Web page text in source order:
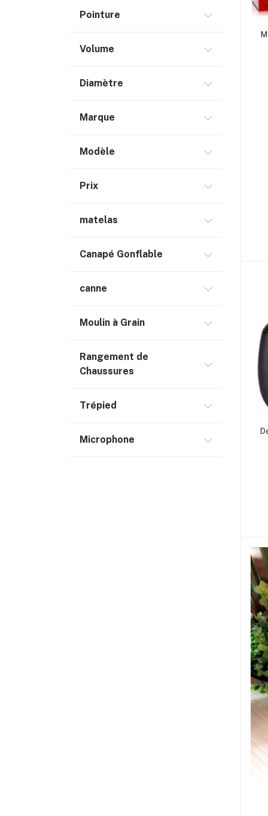
Produits Locaux (24)
Software (1)
Pointure
Volume
Diamètre
Marque
Modèle
Prix
matelas
Canapé Gonflable
canne
Moulin à Grain
Rangement de
Chaussures
Trépied
Microphone